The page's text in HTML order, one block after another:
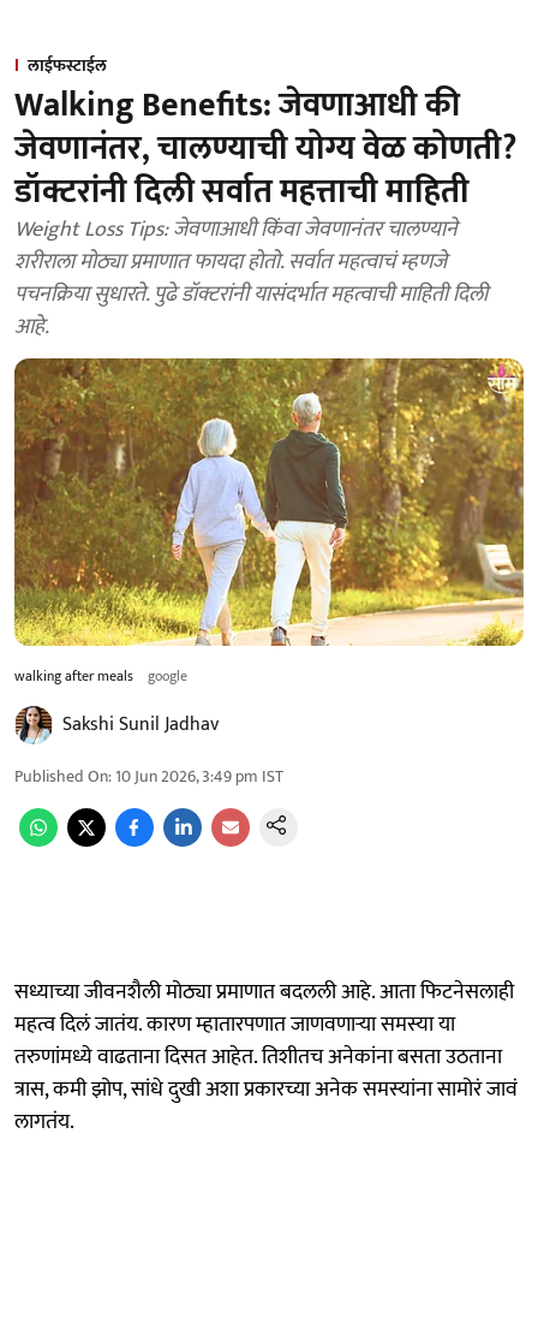
लाईफस्टाईल
Walking Benefits: जेवणाआधी की
जेवणानंतर, चालण्याची योग्य वेळ कोणती?
डॉक्टरांनी दिली सर्वात महत्ताची माहिती
Weight Loss Tips: जेवणाआधी किंवा जेवणानंतर चालण्याने
शरीराला मोठ्या प्रमाणात फायदा होतो. सर्वात महत्वाचं म्हणजे
पचनक्रिया सुधारते. पुढे डॉक्टरांनी यासंदर्भात महत्वाची माहिती दिली
आहे.
walking after meals google
Sakshi Sunil Jadhav
Published On:10 Jun 2026, 3:49 pm IST
सध्याच्या जीवनशैली मोठ्या प्रमाणात बदलली आहे. आता फिटनेसलाही
महत्व दिलं जातंय. कारण म्हातारपणात जाणवणाऱ्या समस्या या
तरुणांमध्ये वाढताना दिसत आहेत. तिशीतच अनेकांना बसता उठताना
त्रास, कमी झोप, सांधे दुखी अशा प्रकारच्या अनेक समस्यांना सामोरं जावं
लागतंय.